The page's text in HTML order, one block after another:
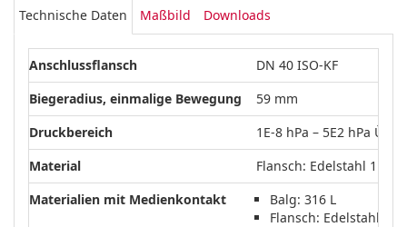
Technische Daten Maßbild Downloads
Anschlussflansch
DN 40 ISO-KF
Biegeradius, einmalige Bewegung
59 mm
Druckbereich
1E-8 hPa – 5E2 hPa
Material
Flansch: Edelstahl
Materialien mit Medienkontakt
Balg: 316 L
Flansch: Edelstahl